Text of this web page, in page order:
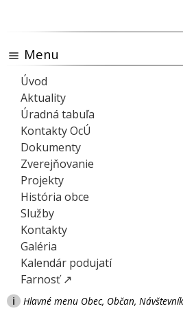
Menu
Úvod
Aktuality
Úradná tabuľa
Kontakty OcÚ
Dokumenty
Zverejňovanie
Projekty
História obce
Služby
Kontakty
Galéria
Kalendár podujatí
Farnosť ↗
i Hlavné menu Obec, Občan,